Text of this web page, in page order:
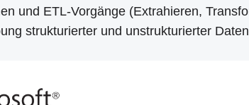
und ETL-Vorgänge (Extrahieren,
strukturierter und unstrukturierter